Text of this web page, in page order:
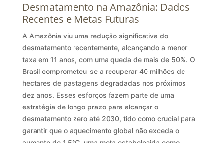
Desmatamento na Amazônia: Dados
Recentes e Metas Futuras
A Amazônia viu uma redução significativa do
desmatamento recentemente, alcançando a menor
taxa em 11 anos, com uma queda de mais de 50%. O
Brasil comprometeu-se a recuperar 40 milhões de
hectares de pastagens degradadas nos próximos
dez anos. Esses esforços fazem parte de uma
estratégia de longo prazo para alcançar o
desmatamento zero até 2030, tido como crucial para
garantir que o aquecimento global não exceda o